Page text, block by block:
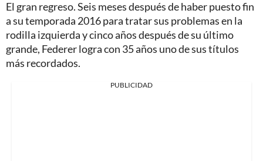
El gran regreso. Seis meses después de haber puesto fin
a su temporada 2016 para tratar sus problemas en la
rodilla izquierda y cinco años después de su último
grande, Federer logra con 35 años uno de sus títulos
más recordados.
PUBLICIDAD